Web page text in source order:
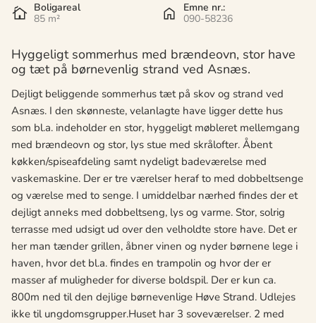
Boligareal
85 m²
Emne nr.:
090-58236
Hyggeligt sommerhus med brændeovn, stor have
og tæt på børnevenlig strand ved Asnæs.
Dejligt beliggende sommerhus tæt på skov og strand ved
Asnæs. I den skønneste, velanlagte have ligger dette hus
som bl.a. indeholder en stor, hyggeligt møbleret mellemgang
med brændeovn og stor, lys stue med skrålofter. Åbent
køkken/spiseafdeling samt nydeligt badeværelse med
vaskemaskine. Der er tre værelser heraf to med dobbeltsenge
og værelse med to senge. I umiddelbar nærhed findes der et
dejligt anneks med dobbeltseng, lys og varme. Stor, solrig
terrasse med udsigt ud over den velholdte store have. Det er
her man tænder grillen, åbner vinen og nyder børnene lege i
haven, hvor det bl.a. findes en trampolin og hvor der er
masser af muligheder for diverse boldspil. Der er kun ca.
800m ned til den dejlige børnevenlige Høve Strand. Udlejes
ikke til ungdomsgrupper.Huset har 3 soveværelser. 2 med